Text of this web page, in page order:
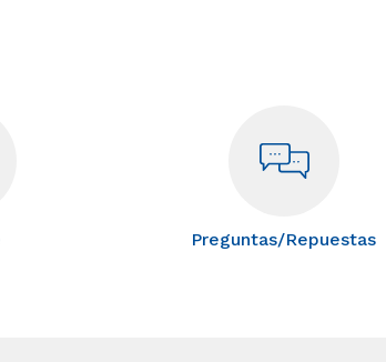
Preguntas/Repuestas